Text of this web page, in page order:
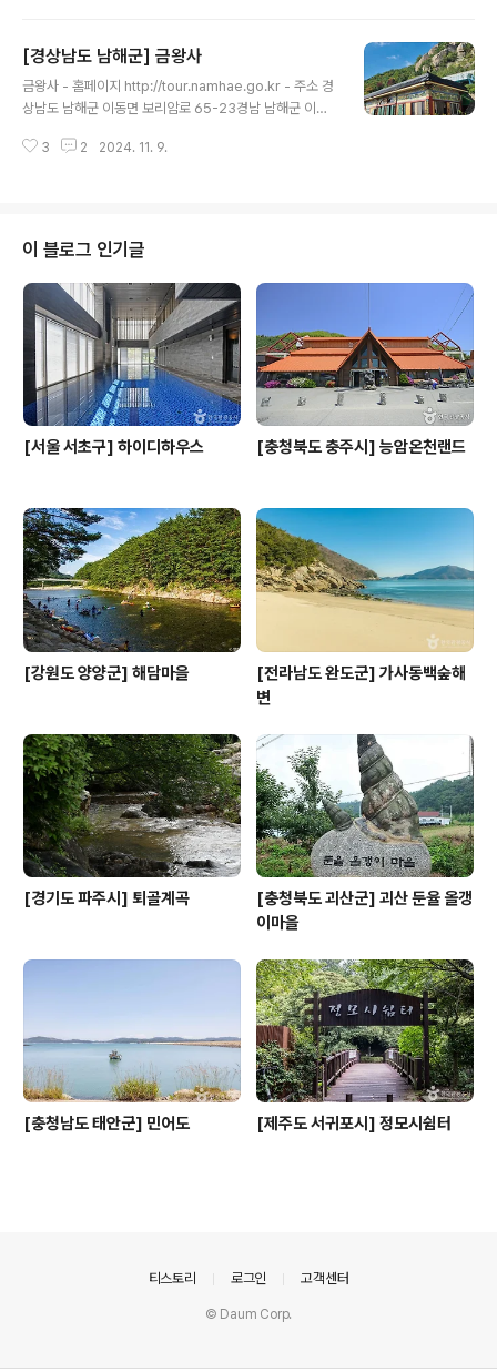
넓고 길게 뻗어 있는 길 중간중간 댑싸리, 메밀꽃, 핑크 뮬
리, 코스모스 등 다양한 꽃을 감상할 수 있다. 또 넓은 주차
장과 자전거 도로, 산책로, 낙동강을 바라볼 수 있는 전망
은 곳이다. 특히 가을이 되면 솜사탕 모양의 댑싸리(식물)
[경상남도 남해군] 금왕사
금왕사 - 홈페이지 http://tour.namhae.go.kr - 주소 경
상남도 남해군 이동면 보리암로 65-23경남 남해군 이동
을 지었다는 게 놀라울 정도로 빼어난 풍경을 자랑한다. 또
문의및안내 055-862-3794 - 신용카드가능정보 없음 -
유모차대여정보 없음◎ 주위 관광 정보⊙ 앵강다숲마을 -
홈페이지 http://www.agds.co.kr - 주소 경상남도 남해
군 이동면 신전리앵강다숲마을은 남해의 앵강만 자락에 위
치한 어촌과 농촌이 어우러진 마을로 이동면 신전..
3 2 2024. 11. 9.
이 블로그 인기글
[서울 서초구] 하이디하우스 [충청북도 충주시] 능암온천랜드
[강원도 양양군] 해담마을
[전라남도 완도군] 가사동백숲해
변
[경기도 파주시] 퇴골계곡
[충청북도 괴산군] 괴산 둔율 올갱
이마을
[충청남도 태안군] 민어도 [제주도 서귀포시] 정모시쉼터
티스토리 로그인 고객센터
© Daum Corp.